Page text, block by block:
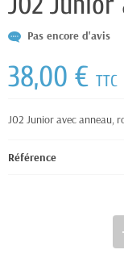
Pas encore d'avis
38,00 € TTC
J02 Junior avec anneau,
Référence